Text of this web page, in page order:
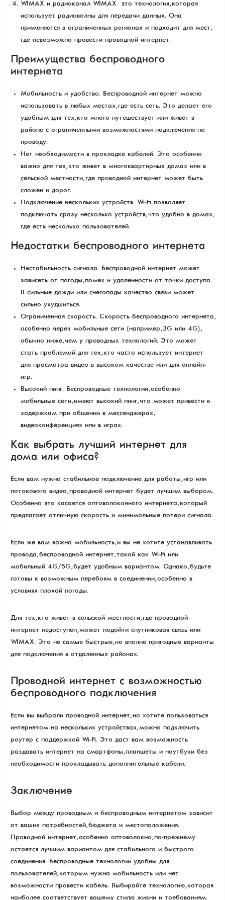
WIMAX и радиоканал WIMAX — это технология, которая
использует радиоволны для передачи данных. Она
применяется в ограниченных регионах и подходит для мест,
где невозможно провести проводной интернет.
Преимущества беспроводного
интернета
Мобильность и удобство. Беспроводной интернет можно
использовать в любых местах, где есть сеть. Это делает его
удобным для тех, кто много путешествует или живет в
районе с ограниченными возможностями подключения по
проводу.
Нет необходимости в прокладке кабелей. Это особенно
важно для тех, кто живет в многоквартирных домах или в
сельской местности, где проводной интернет может быть
сложен и дорог.
Подключение нескольких устройств. Wi-Fi позволяет
подключать сразу несколько устройств, что удобно в домах,
где есть несколько пользователей.
Недостатки беспроводного интернета
Нестабильность сигнала. Беспроводной интернет может
зависеть от погоды, помех и удаленности от точки доступа.
В сильные дожди или снегопады качество связи может
сильно ухудшиться.
Ограниченная скорость. Скорость беспроводного интернета,
особенно через мобильные сети (например, 3G или 4G),
обычно ниже, чем у проводных технологий. Это может
стать проблемой для тех, кто часто использует интернет
для просмотра видео в высоком качестве или для онлайн-
игр.
Высокий пинг. Беспроводные технологии, особенно
мобильные сети, имеют высокий пинг, что может привести к
задержкам при общении в мессенджерах,
видеоконференциях или в играх.
Как выбрать лучший интернет для
дома или офиса?
Если вам нужно стабильное подключение для работы, игр или
потокового видео, проводной интернет будет лучшим выбором.
Особенно это касается оптоволоконного интернета, который
предлагает отличную скорость и минимальные потери сигнала.
Если же вам важна мобильность, и вы не хотите устанавливать
провода, беспроводной интернет, такой как Wi-Fi или
мобильный 4G/5G, будет удобным вариантом. Однако, будьте
готовы к возможным перебоям в соединении, особенно в
условиях плохой погоды.
Для тех, кто живет в сельской местности, где проводной
интернет недоступен, может подойти спутниковая связь или
WIMAX. Это не самые быстрые, но вполне пригодные варианты
для подключения в отдаленных районах.
Проводной интернет с возможностью
беспроводного подключения
Если вы выбрали проводной интернет, но хотите пользоваться
интернетом на нескольких устройствах, можно подключить
роутер с поддержкой Wi-Fi. Это даст вам возможность
раздавать интернет на смартфоны, планшеты и ноутбуки без
необходимости прокладывать дополнительные кабели.
Заключение
Выбор между проводным и беспроводным интернетом зависит
от ваших потребностей, бюджета и местоположения.
Проводной интернет, особенно оптоволокно, по-прежнему
остается лучшим вариантом для стабильного и быстрого
соединения. Беспроводные технологии удобны для
пользователей, которым нужна мобильность или нет
возможности провести кабель. Выбирайте технологию, которая
наиболее соответствует вашему стилю жизни и требованиям.